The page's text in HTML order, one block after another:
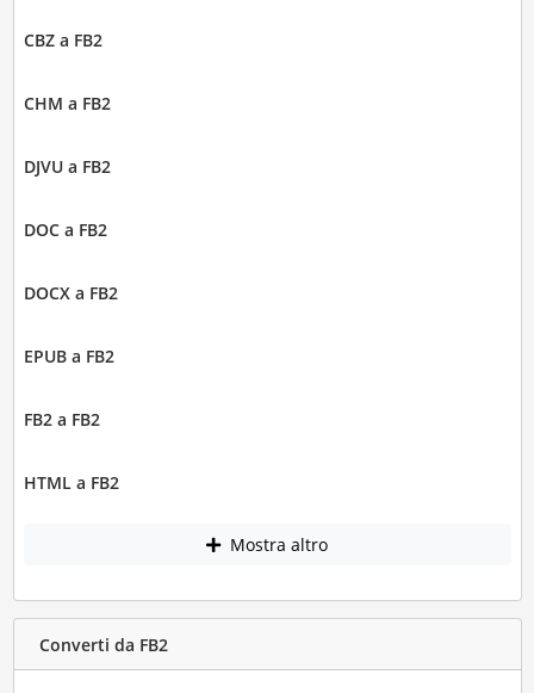
CBZ a FB2
CHM a FB2
DJVU a FB2
DOC a FB2
DOCX a FB2
EPUB a FB2
FB2 a FB2
HTML a FB2
Mostra altro
Converti da FB2